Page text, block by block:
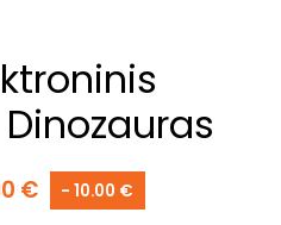
€ - 10.00 €